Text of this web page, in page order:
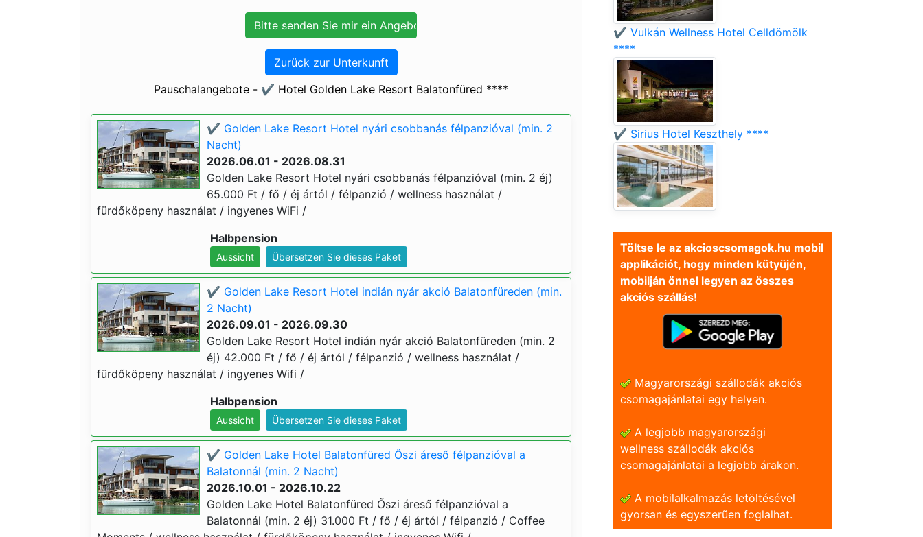
Zurück zur Unterkunft
Pauschalangebote - ✔️ Hotel Golden Lake Resort Balatonfüred ****
✔️ Golden Lake Resort Hotel nyári csobbanás félpanzióval (min. 2
Nacht)
2026.06.01 - 2026.08.31
Golden Lake Resort Hotel nyári csobbanás félpanzióval (min. 2 éj)
65.000 Ft / fő / éj ártól / félpanzió / wellness használat /
fürdőköpeny használat / ingyenes WiFi /
Halbpension
Aussicht Übersetzen Sie dieses Paket
✔️ Golden Lake Resort Hotel indián nyár akció Balatonfüreden (min.
2 Nacht)
2026.09.01 - 2026.09.30
Golden Lake Resort Hotel indián nyár akció Balatonfüreden (min. 2
éj) 42.000 Ft / fő / éj ártól / félpanzió / wellness használat /
fürdőköpeny használat / ingyenes Wifi /
Halbpension
Aussicht Übersetzen Sie dieses Paket
✔️ Golden Lake Hotel Balatonfüred Őszi áreső félpanzióval a
Balatonnál (min. 2 Nacht)
2026.10.01 - 2026.10.22
Golden Lake Hotel Balatonfüred Őszi áreső félpanzióval a
Balatonnál (min. 2 éj) 31.000 Ft / fő / éj ártól / félpanzió / Coffee
✔️ Vulkán Wellness Hotel Celldömölk
****
✔️ Sirius Hotel Keszthely ****
Töltse le az akcioscsomagok.hu mobil
applikációt, hogy minden kütyüjén,
mobilján önnel legyen az összes
akciós szállás!
Magyarországi szállodák akciós
csomagajánlatai egy helyen.
A legjobb magyarországi
wellness szállodák akciós
csomagajánlatai a legjobb árakon.
A mobilalkalmazás letöltésével
gyorsan és egyszerũen foglalhat.